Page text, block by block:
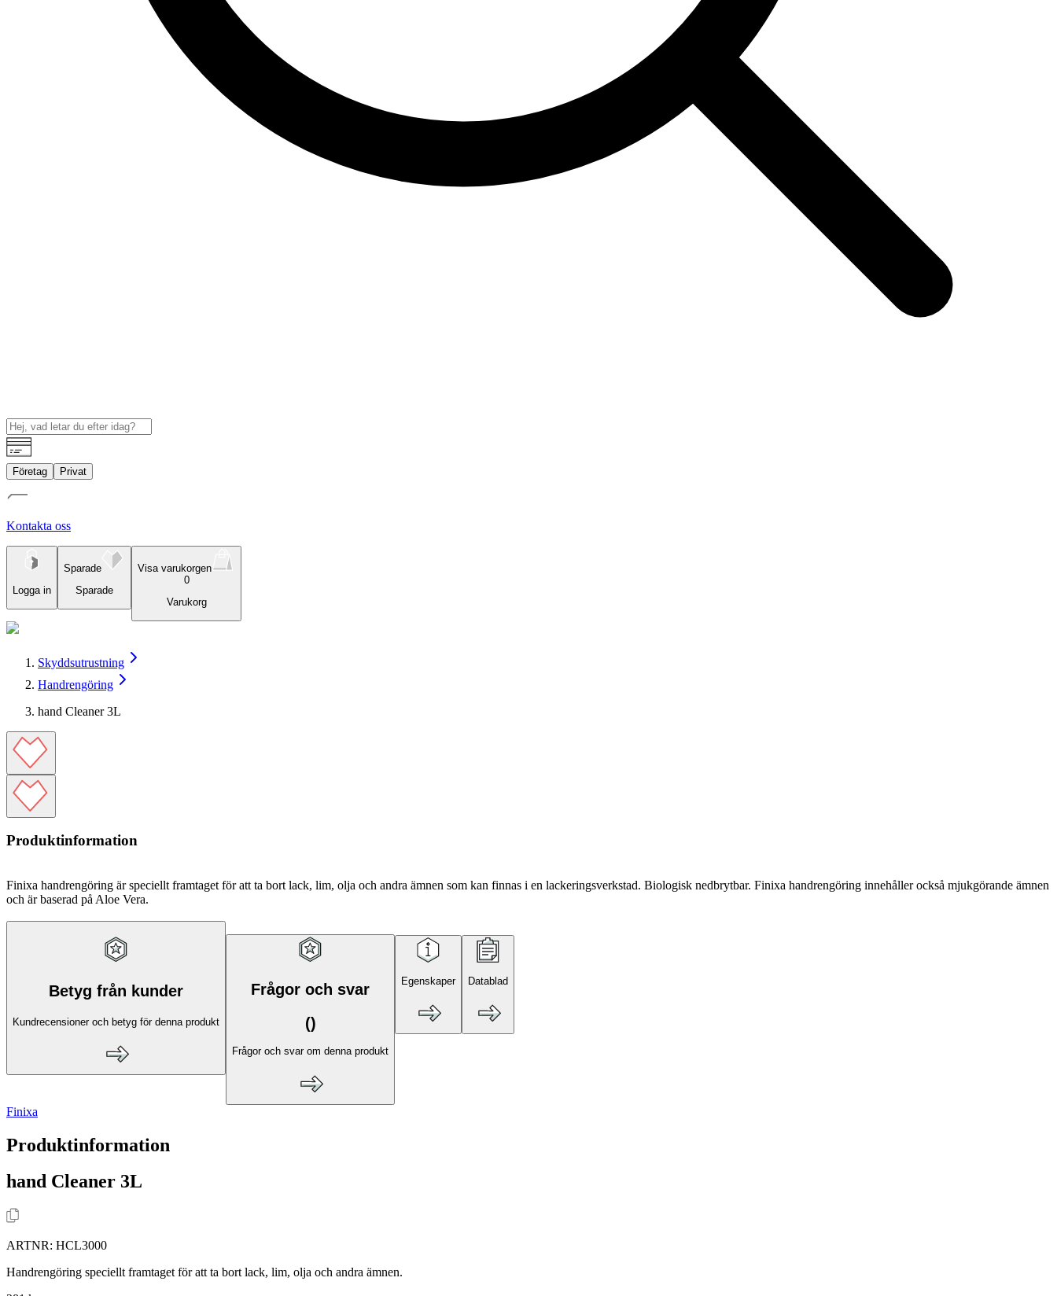
Företag Privat
Kontakta oss
Logga in
Sparade
Sparade
Visa varukorgen
0
Varukorg
Skyddsutrustning
Handrengöring
hand Cleaner 3L
Produktinformation
Finixa handrengöring är speciellt framtaget för att ta bort lack, lim, olja och andra ämnen som kan finnas i en lackeringsverkstad. Biologisk nedbrytbar. Finixa handrengöring innehåller också mjukgörande ämnen
och är baserad på Aloe Vera.
Betyg från kunder
Kundrecensioner och betyg för denna produkt
Frågor och svar
()
Frågor och svar om denna produkt
Egenskaper Datablad
Finixa
Produktinformation
hand Cleaner 3L
ARTNR: HCL3000
Handrengöring speciellt framtaget för att ta bort lack, lim, olja och andra ämnen.